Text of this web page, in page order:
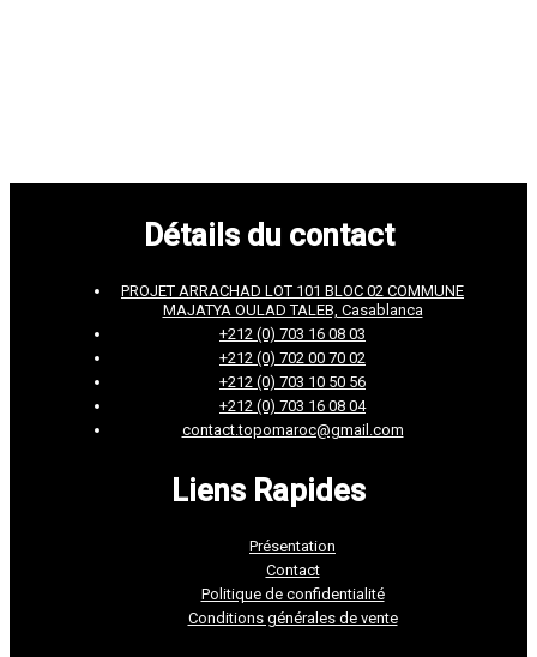
Détails du contact
PROJET ARRACHAD LOT 101 BLOC 02 COMMUNE
MAJATYA OULAD TALEB, Casablanca
+212 (0) 703 16 08 03
+212 (0) 702 00 70 02
+212 (0) 703 10 50 56
+212 (0) 703 16 08 04
contact.topomaroc@gmail.com
Liens Rapides
Présentation
Contact
Politique de confidentialité
Conditions générales de vente